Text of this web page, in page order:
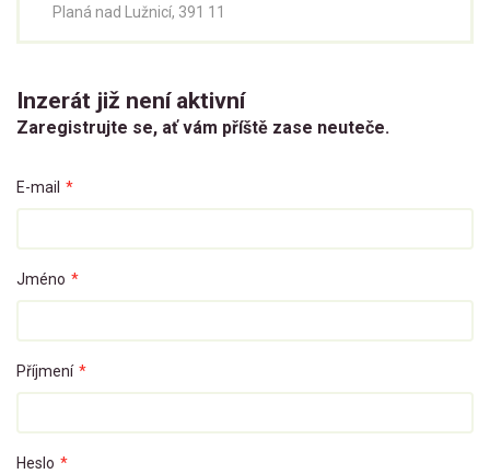
Planá nad Lužnicí, 391 11
Inzerát již není aktivní
Zaregistrujte se, ať vám příště zase neuteče.
E-mail *
Jméno *
Příjmení *
Heslo *